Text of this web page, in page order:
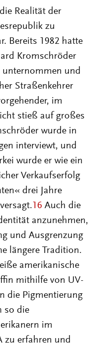
Realität der
zu
Bereits 1982 hatte
Kromschröder
und
Straßenkehrer
im
stieß auf großes
wurde in
interviewt, und
wurde er wie ein
Verkaufserfolg
drei Jahre
16 Auch die
anzunehmen,
und Ausgrenzung
längere Tradition.
amerikanische
mithilfe von UV-
die Pigmentierung
so die
im
zu erfahren und